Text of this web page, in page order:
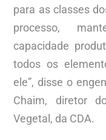
para as classes
processo,
capacidade
todos os
ele”, disse o
Chaim, diretor
Vegetal, da CDA.